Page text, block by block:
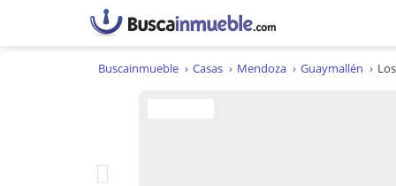
Buscainmueble Casas Mendoza Guaymallén